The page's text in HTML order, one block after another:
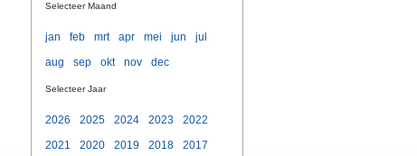
Selecteer Maand
jan feb mrt apr mei jun
jul
aug
sep okt nov dec
Selecteer Jaar
2026 2025 2024 2023
2022
2021
2020 2019 2018
2017